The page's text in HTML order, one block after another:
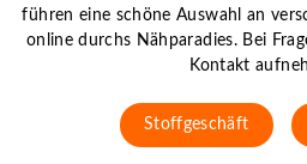
führen eine schöne Auswahl an
online durchs Nähparadies. Bei
Kontakt
Stoffgeschäft